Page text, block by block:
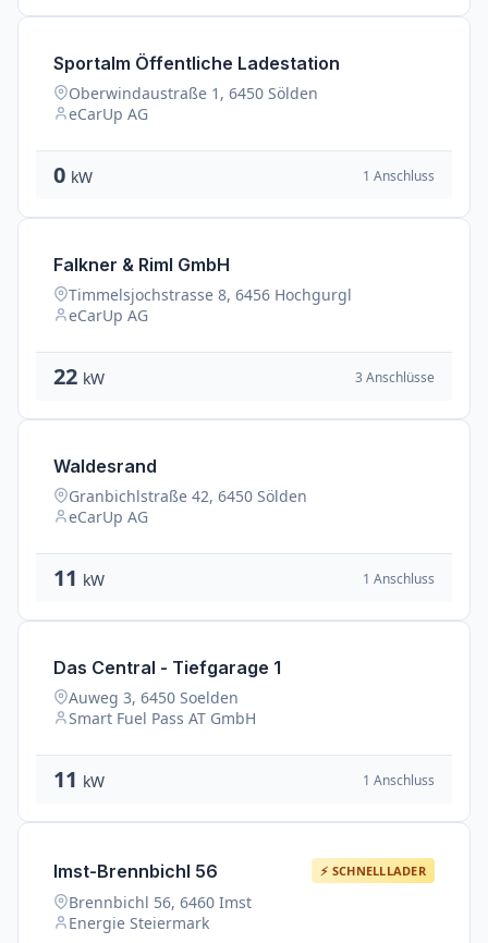
Sportalm Öffentliche Ladestation
Oberwindaustraße 1, 6450 Sölden
eCarUp AG
0 kW 1 Anschluss
Falkner & Riml GmbH
Timmelsjochstrasse 8, 6456 Hochgurgl
eCarUp AG
22 kW 3 Anschlüsse
Waldesrand
Granbichlstraße 42, 6450 Sölden
eCarUp AG
11 kW 1 Anschluss
Das Central - Tiefgarage 1
Auweg 3, 6450 Soelden
Smart Fuel Pass AT GmbH
11 kW 1 Anschluss
Imst-Brennbichl 56 ⚡ SCHNELLLADER
Brennbichl 56, 6460 Imst
Energie Steiermark